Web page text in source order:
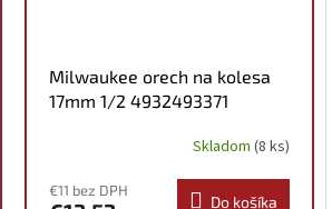
Milwaukee orech na kolesa
17mm 1/2 4932493371
Skladom (8 ks)
€11 bez DPH
Do košíka